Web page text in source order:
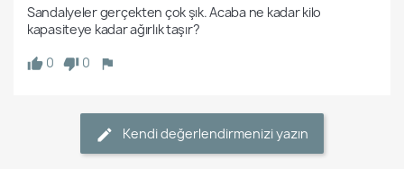
Sandalyeler gerçekten çok şık. Acaba ne kadar kilo
kapasiteye kadar ağırlık taşır?
0
0
Kendi değerlendirmenizi yazın